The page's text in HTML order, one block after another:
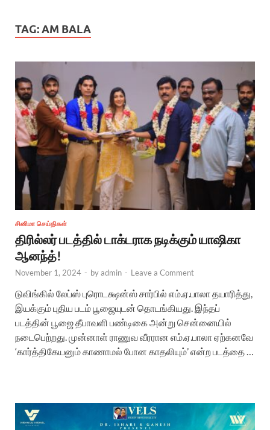
TAG:AM BALA
சினிமா செய்திகள்
திரில்லர் படத்தில் டாக்டராக நடிக்கும் யாஷிகா
ஆனந்த்!
November 1, 2024 - byadmin - Leave a Comment
டுவிங்கில் லேப்ஸ் புரொடக்ஷன்ஸ் சார்பில் எம்.ஏ.பாலா தயாரித்து,
இயக்கும் புதிய படம் பூஜையுடன் தொடங்கியது. இந்தப்
படத்தின் பூஜை தீபாவளி பண்டிகை அன்று சென்னையில்
நடைபெற்றது. முன்னாள் ராணுவ வீரரான எம்.ஏ.பாலா ஏற்கனவே
‘கார்த்திகேயனும் காணாமல் போன காதலியும்’ என்ற படத்தை …